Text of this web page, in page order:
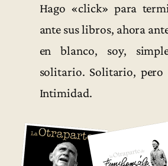
Hago «click» para
ante sus libros, ahora
en blanco, soy,
solitario. Solitario, pero
Intimidad.